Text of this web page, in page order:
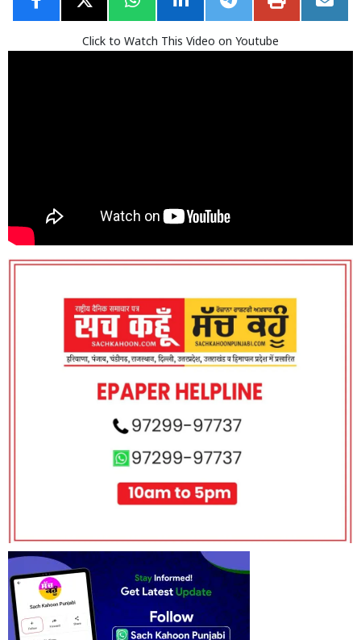
Click to Watch This Video on Youtube